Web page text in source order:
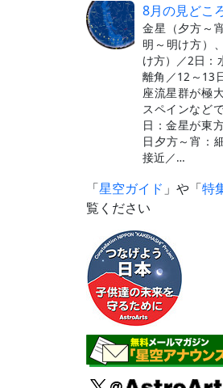
8月の見どこ
金星（夕方～
明～明け方）
け方）／2日：
離角／12～13
座流星群が極
スペインなど
日：金星が東
日夕方～宵：
接近／…
「星空ガイド 」や「特
覧ください